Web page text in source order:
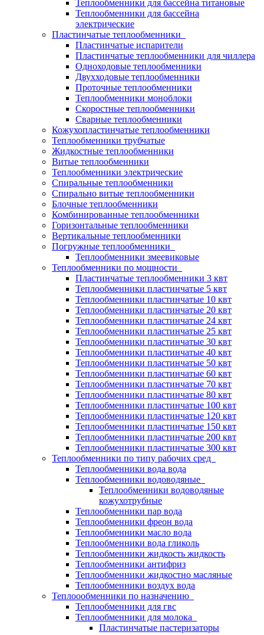
Теплообменники для бассейна титановые
Теплообменники для бассейна
электрические
Пластинчатые теплообменники
Пластинчатые испарители
Пластинчатые теплообменники для чиллера
Одноходовые теплообменники
Двухходовые теплообменники
Проточные теплообменники
Теплообменники моноблоки
Скоростные теплообменники
Сварные теплообменники
Кожухопластинчатые теплообменники
Теплообменники трубчатые
Жидкостные теплообменники
Витые теплообменники
Теплообменники электрические
Спиральные теплообменники
Спирально витые теплообменники
Блочные теплообменники
Комбинированные теплообменники
Горизонтальные теплообменники
Вертикальные теплообменники
Погружные теплообменники
Теплообменники змеевиковые
Теплообменники по мощности
Пластинчатые теплообменники 3 квт
Теплообменники пластинчатые 5 квт
Теплообменники пластинчатые 10 квт
Теплообменники пластинчатые 20 квт
Теплообменники пластинчатые 24 квт
Теплообменники пластинчатые 25 квт
Теплообменники пластинчатые 30 квт
Теплообменники пластинчатые 40 квт
Теплообменники пластинчатые 50 квт
Теплообменники пластинчатые 60 квт
Теплообменники пластинчатые 70 квт
Теплообменники пластинчатые 80 квт
Теплообменники пластинчатые 100 квт
Теплообменники пластинчатые 120 квт
Теплообменники пластинчатые 150 квт
Теплообменники пластинчатые 200 квт
Теплообменники пластинчатые 300 квт
Теплообменники по типу рабочих сред
Теплообменники вода вода
Теплообменники водоводяные
Теплообменники водоводяные
кожухотрубные
Теплообменники пар вода
Теплообменники фреон вода
Теплообменники масло вода
Теплообменники вода гликоль
Теплообменники жидкость жидкость
Теплообменники антифриз
Теплообменники жидкостно масляные
Теплообменники воздух вода
Теплоообменники по назначению
Теплообменники для гвс
Теплообменники для молока
Пластинчатые пастеризаторы